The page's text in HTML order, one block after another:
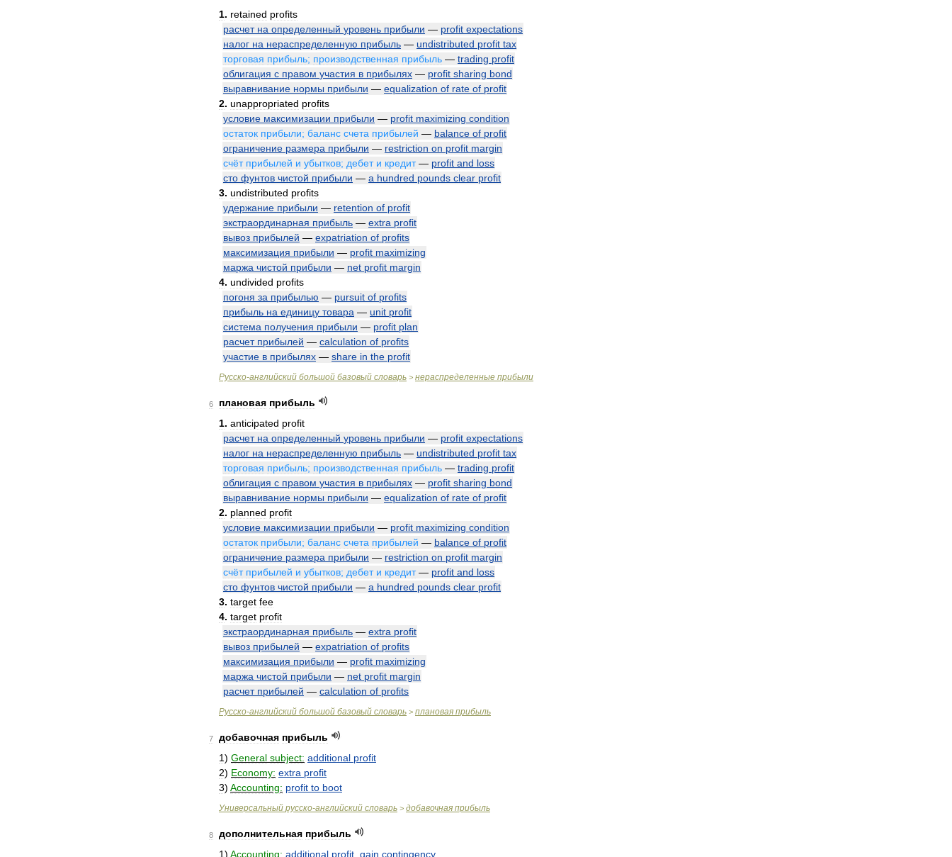
1. retained profits
расчет на определенный уровень прибыли — profit expectations
налог на нераспределенную прибыль — undistributed profit tax
торговая прибыль; производственная прибыль — trading profit
облигация с правом участия в прибылях — profit sharing bond
выравнивание нормы прибыли — equalization of rate of profit
2. unappropriated profits
условие максимизации прибыли — profit maximizing condition
остаток прибыли; баланс счета прибылей — balance of profit
ограничение размера прибыли — restriction on profit margin
счёт прибылей и убытков; дебет и кредит— profit and loss
сто фунтов чистой прибыли — a hundred pounds clear profit
3. undistributed profits
удержание прибыли — retention of profit
экстраординарная прибыль — extra profit
вывоз прибылей — expatriation of profits
максимизация прибыли — profit maximizing
маржа чистой прибыли — net profit margin
4. undivided profits
погоня за прибылью — pursuit of profits
прибыль на единицу товара — unit profit
система получения прибыли — profit plan
расчет прибылей — calculation of profits
участие в прибылях — share in the profit
Русско-английский большой базовый словарь > нераспределенные прибыли
6 плановая прибыль
1. anticipated profit
расчет на определенный уровень прибыли — profit expectations
налог на нераспределенную прибыль — undistributed profit tax
торговая прибыль; производственная прибыль — trading profit
облигация с правом участия в прибылях — profit sharing bond
выравнивание нормы прибыли — equalization of rate of profit
2. planned profit
условие максимизации прибыли — profit maximizing condition
остаток прибыли; баланс счета прибылей — balance of profit
ограничение размера прибыли — restriction on profit margin
счёт прибылей и убытков; дебет и кредит— profit and loss
сто фунтов чистой прибыли — a hundred pounds clear profit
3. target fee
4. target profit
экстраординарная прибыль — extra profit
вывоз прибылей — expatriation of profits
максимизация прибыли — profit maximizing
маржа чистой прибыли — net profit margin
расчет прибылей — calculation of profits
Русско-английский большой базовый словарь > плановая прибыль
7 добавочная прибыль
1) General subject: additional profit
2) Economy: extra profit
3) Accounting: profit to boot
Универсальный русско-английский словарь > добавочная прибыль
8 дополнительная прибыль
1) Accounting: additional profit gain contingency